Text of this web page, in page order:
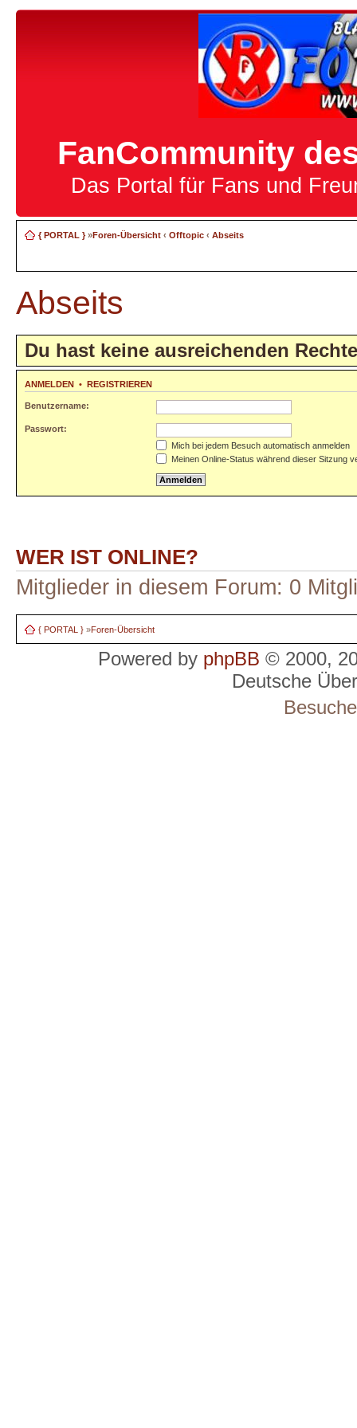
FanCommunity
Das Portal für Fans und
{ PORTAL }»Foren-Übersicht ‹ Offtopic ‹ Abseits
Abseits
Du hast keine ausreichenden
ANMELDEN • REGISTRIEREN
Benutzername:
Passwort:
Mich bei jedem Besuch automatisch anmelden
Meinen Online-Status während dieser Sitzung
WER IST ONLINE?
Mitglieder in diesem Forum: 0
{ PORTAL } »Foren-Übersicht
Powered by phpBB © 2000,
Deutsche